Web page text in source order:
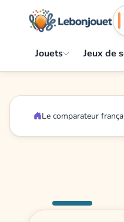
Jouets Jeux de
Le comparateur